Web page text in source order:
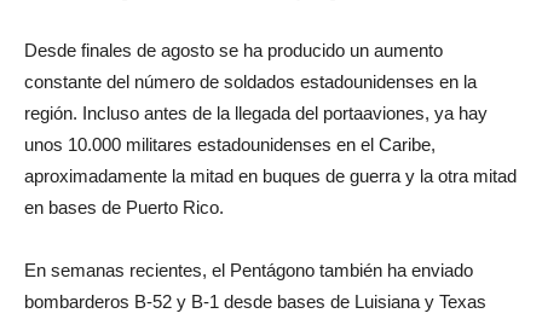
Desde finales de agosto se ha producido un aumento
constante del número de soldados estadounidenses en la
región. Incluso antes de la llegada del portaaviones, ya hay
unos 10.000 militares estadounidenses en el Caribe,
aproximadamente la mitad en buques de guerra y la otra mitad
en bases de Puerto Rico.
En semanas recientes, el Pentágono también ha enviado
bombarderos B-52 y B-1 desde bases de Luisiana y Texas